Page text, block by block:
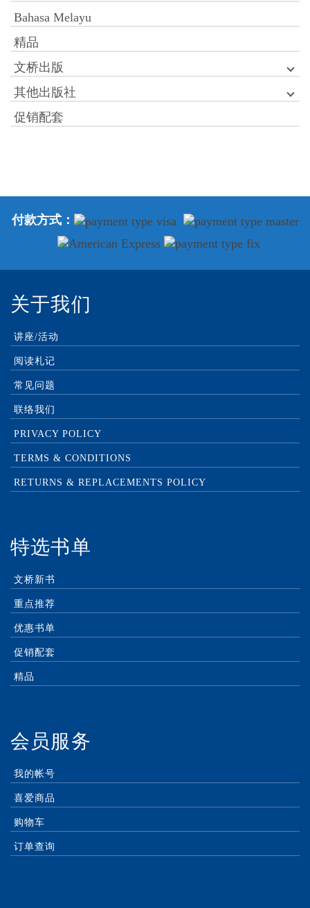
Bahasa Melayu
精品
文桥出版
其他出版社
促销配套
付款方式：
关于我们
讲座/活动
阅读札记
常见问题
联络我们
PRIVACY POLICY
TERMS & CONDITIONS
RETURNS & REPLACEMENTS POLICY
特选书单
文桥新书
重点推荐
优惠书单
促销配套
精品
会员服务
我的帐号
喜爱商品
购物车
订单查询